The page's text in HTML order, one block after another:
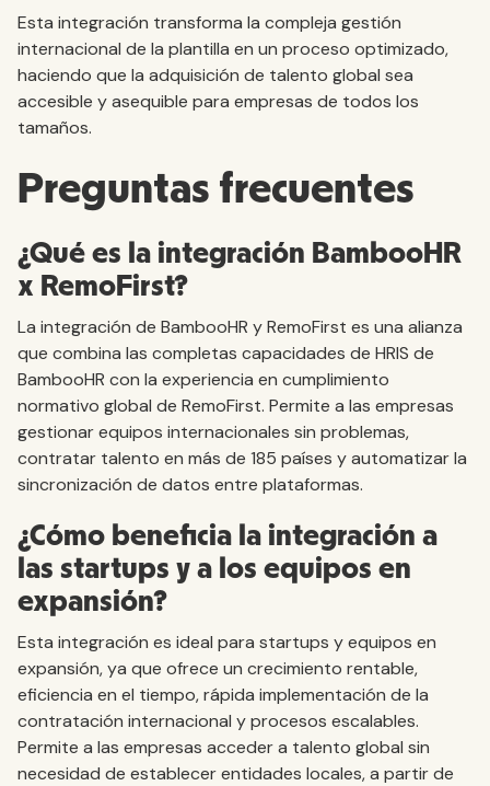
Esta integración transforma la compleja gestión
internacional de la plantilla en un proceso optimizado,
haciendo que la adquisición de talento global sea
accesible y asequible para empresas de todos los
tamaños.
Preguntas frecuentes
¿Qué es la integración BambooHR
x RemoFirst?
La integración de BambooHR y RemoFirst es una alianza
que combina las completas capacidades de HRIS de
BambooHR con la experiencia en cumplimiento
normativo global de RemoFirst. Permite a las empresas
gestionar equipos internacionales sin problemas,
contratar talento en más de 185 países y automatizar la
sincronización de datos entre plataformas.
¿Cómo beneficia la integración a
las startups y a los equipos en
expansión?
Esta integración es ideal para startups y equipos en
expansión, ya que ofrece un crecimiento rentable,
eficiencia en el tiempo, rápida implementación de la
contratación internacional y procesos escalables.
Permite a las empresas acceder a talento global sin
necesidad de establecer entidades locales, a partir de